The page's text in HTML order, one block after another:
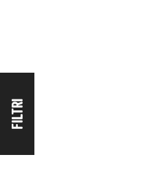
FILTRI